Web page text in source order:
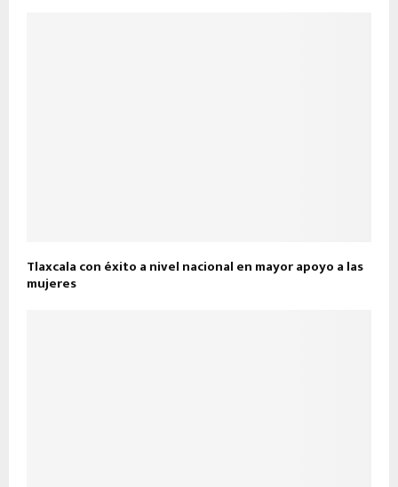
Tlaxcala con éxito a nivel nacional en mayor apoyo a las
mujeres